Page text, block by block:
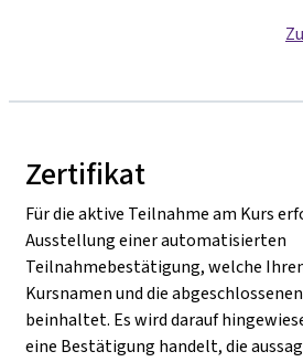
Zertifikat
Für die aktive Teilnahme am Kurs
Ausstellung einer automatisierten
Teilnahmebestätigung, welche
Kursnamen und die
beinhaltet. Es wird darauf
eine Bestätigung handelt, die